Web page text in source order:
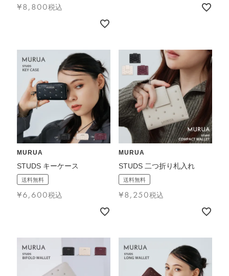
¥8,800税込
MURUA
STUDS キーケース
送料無料
¥6,600税込
MURUA
STUDS 二つ折り札入れ
送料無料
¥8,250税込